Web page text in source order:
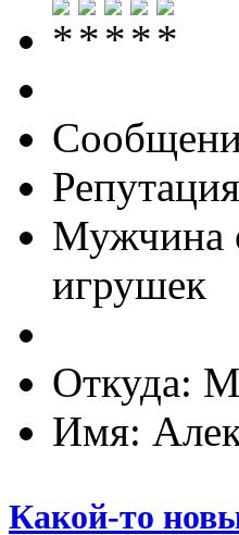
Мужчина
игрушек
Откуда:
Имя:
Какой-то